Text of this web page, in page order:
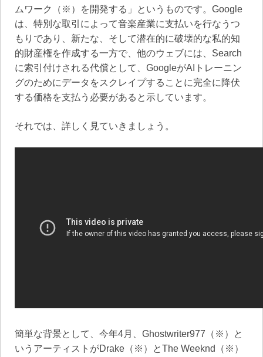
ムワーク（※）を開発する」というものです。Google
は、特別な取引によって音楽産業に支払いを行なうつ
もりであり、新たな、そして潜在的に破壊的な私的知
的財産権を作成する一方で、他のウェブには、Search
に索引付けされる代償として、GoogleがAIトレーニン
グのためにデータをスクレイプすることに完全に降伏
する価格を支払う必要があると示しています。
それでは、詳しく見ていきましょう。
簡単な背景として、今年4月、Ghostwriter977（※）と
いうアーティストがDrake（※）とThe Weeknd（※）